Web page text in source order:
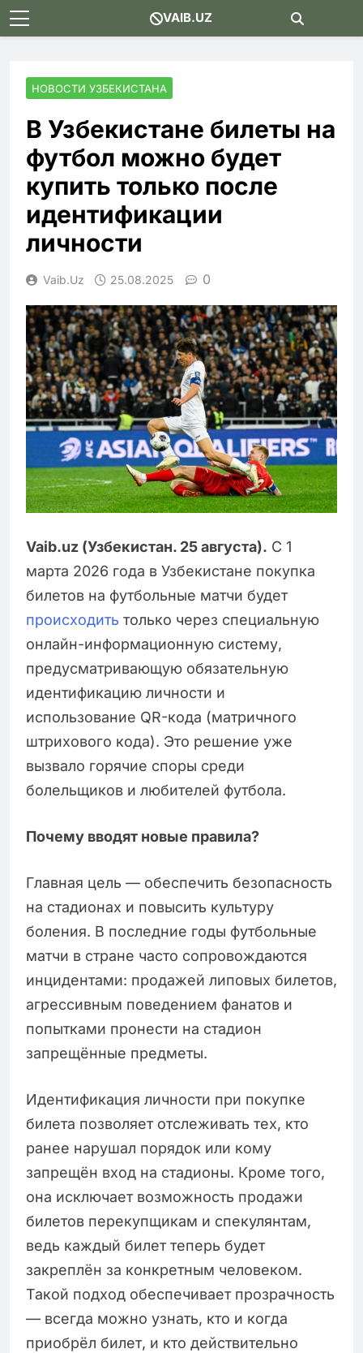
Skip
to
VAIB.UZ
НОВОСТИ УЗБЕКИСТАНА
В Узбекистане билеты на
футбол можно будет
купить только после
идентификации
личности
Vaib.uz 25.08.2025 0
Vaib.uz (Узбекистан. 25 августа). С 1
марта 2026 года в Узбекистане покупка
билетов на футбольные матчи будет
происходить только через специальную
онлайн-информационную систему,
предусматривающую обязательную
идентификацию личности и
использование QR-кода (матричного
штрихового кода). Это решение уже
вызвало горячие споры среди
болельщиков и любителей футбола.
Почему вводят новые правила?
Главная цель — обеспечить безопасность
на стадионах и повысить культуру
боления. В последние годы футбольные
матчи в стране часто сопровождаются
инцидентами: продажей липовых билетов,
агрессивным поведением фанатов и
попытками пронести на стадион
запрещённые предметы.
Идентификация личности при покупке
билета позволяет отслеживать тех, кто
ранее нарушал порядок или кому
запрещён вход на стадионы. Кроме того,
она исключает возможность продажи
билетов перекупщикам и спекулянтам,
ведь каждый билет теперь будет
закреплён за конкретным человеком.
Такой подход обеспечивает прозрачность
— всегда можно узнать, кто и когда
приобрёл билет, и кто действительно